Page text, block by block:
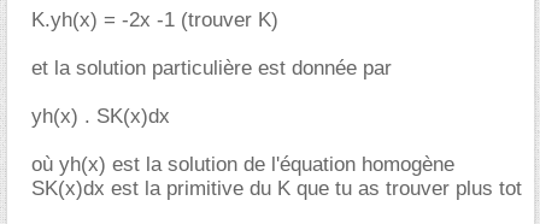
K.yh(x) = -2x -1 (trouver K)
et la solution particulière est donnée par
yh(x) . SK(x)dx
où yh(x) est la solution de l'équation homogène
SK(x)dx est la primitive du K que tu as trouver plus tot